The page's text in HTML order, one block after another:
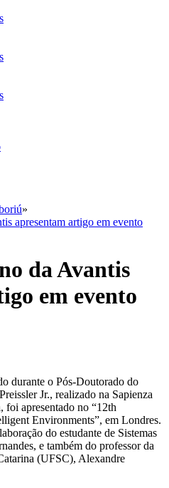
»
apresentam artigo em evento
da Avantis
em evento
durante o Pós-Doutorado do
Jr., realizado na Sapienza
foi apresentado no “12th
Environments”, em Londres.
do estudante de Sistemas
e também do professor da
(UFSC), Alexandre